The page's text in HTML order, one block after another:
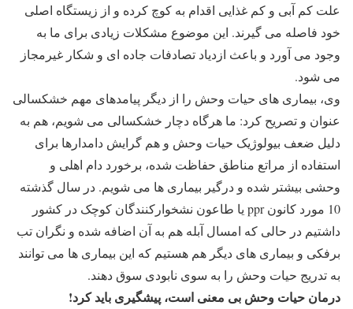
علت کم آبی و کم غذایی اقدام به کوچ کرده و از زیستگاه اصلی
خود فاصله می گیرند. این موضوع مشکلات زیادی برای ما به
وجود می آورد و باعث ازدیاد تصادفات جاده ای و شکار غیرمجاز
می شود.
وی، بیماری های حیات وحش را از دیگر پیامدهای مهم خشکسالی
عنوان و تصریح کرد: ما هرگاه دچار خشکسالی می شویم، هم به
دلیل ضعف بیولوژیک حیات وحش و هم گرایش دامدارها برای
استفاده از مراتع مناطق حفاظت شده، برخورد دام اهلی و
وحشی بیشتر شده و درگیر بیماری ها می شویم. در سال گذشته
10 مورد کانون ppr یا طاعون نشخوارکنندگان کوچک در کشور
داشتیم در حالی که امسال آبله هم به آن اضافه شده و نگران تب
برفکی و بیماری های دیگر هم هستیم که این بیماری ها می توانند
به تدریج حیات وحش را به سوی نابودی سوق دهند.
درمان حیات وحش بی معنی است، پیشگیری باید کرد!